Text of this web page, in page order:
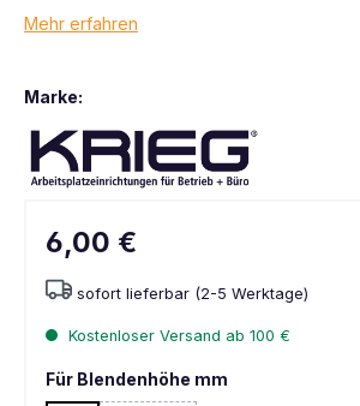
Mehr erfahren
Marke:
6,00 €
sofort lieferbar (2-5 Werktage)
Kostenloser Versand ab 100 €
Für Blendenhöhe mm